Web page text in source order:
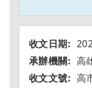
高
高